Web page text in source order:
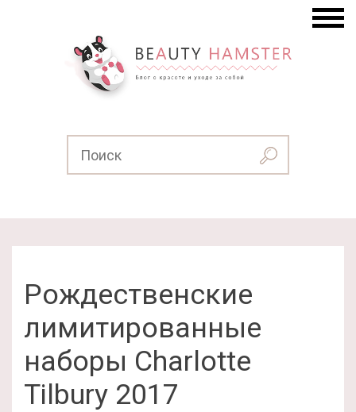
Рождественские
лимитированные
наборы Charlotte
Tilbury 2017